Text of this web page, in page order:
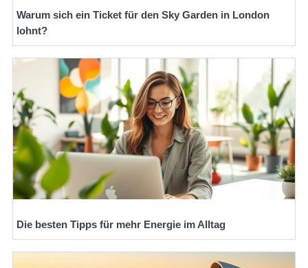
Warum sich ein Ticket für den Sky Garden in London
lohnt?
Die besten Tipps für mehr Energie im Alltag